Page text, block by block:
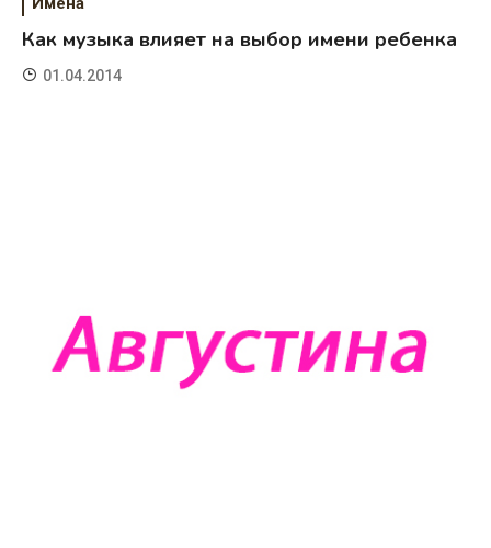
Как музыка влияет на выбор имени ребенка
01.04.2014